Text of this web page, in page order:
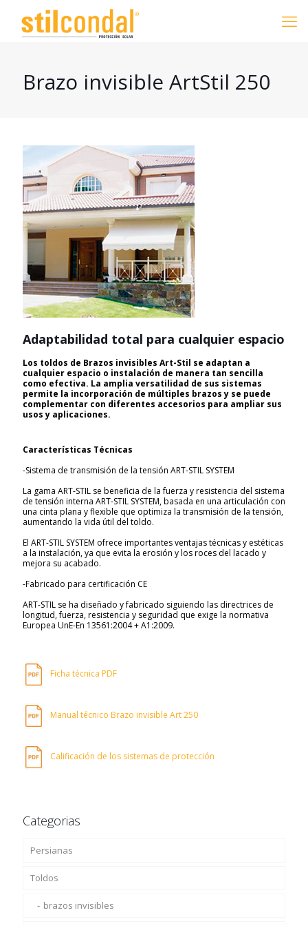
Brazo invisible ArtStil 250
Adaptabilidad total para cualquier espacio
Los toldos de Brazos invisibles Art-Stil se adaptan a
cualquier espacio o instalación de manera tan sencilla
como efectiva. La amplia versatilidad de sus sistemas
permite la incorporación de múltiples brazos y se puede
complementar con diferentes accesorios para ampliar sus
usos y aplicaciones.
Características Técnicas
-Sistema de transmisión de la tensión ART-STIL SYSTEM
La gama ART-STIL se beneficia de la fuerza y resistencia del sistema
de tensión interna ART-STIL SYSTEM, basada en una articulación con
una cinta plana y flexible que optimiza la transmisión de la tensión,
aumentando la vida útil del toldo.
El ART-STIL SYSTEM ofrece importantes ventajas técnicas y estéticas
a la instalación, ya que evita la erosión y los roces del lacado y
mejora su acabado.
-Fabricado para certificación CE
ART-STIL se ha diseñado y fabricado siguiendo las directrices de
longitud, fuerza, resistencia y seguridad que exige la normativa
Europea UnE-En 13561:2004 + A1:2009.
Ficha técnica PDF
Manual técnico Brazo invisible Art 250
Calificación de los sistemas de protección
Categorias
Persianas
Persianas Enrollables
Aluminio Perfilado
Persianas Enrollables PVC
Toldos
brazos invisibles